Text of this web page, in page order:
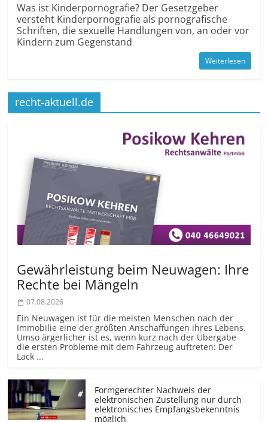
Was ist Kinderpornografie? Der Gesetzgeber
versteht Kinderpornografie als pornografische
Schriften, die sexuelle Handlungen von, an oder vor
Kindern zum Gegenstand
Weiterlesen
recht-aktuell.de
Gewährleistung beim Neuwagen: Ihre
Rechte bei Mängeln
07.08.2026
Ein Neuwagen ist für die meisten Menschen nach der
Immobilie eine der größten Anschaffungen ihres Lebens.
Umso ärgerlicher ist es, wenn kurz nach der Übergabe
die ersten Probleme mit dem Fahrzeug auftreten: Der
Lack ...
Formgerechter Nachweis der
elektronischen Zustellung nur durch
elektronisches Empfangsbekenntnis
möglich